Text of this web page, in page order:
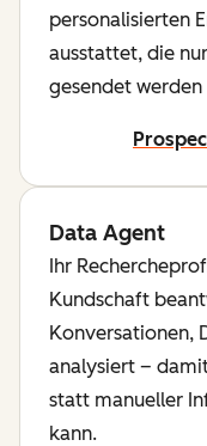
personalisierten
ausstattet, die
gesendet werden
Data Agent
Ihr
Kundschaft
Konversationen,
analysiert –
statt manueller
kann.